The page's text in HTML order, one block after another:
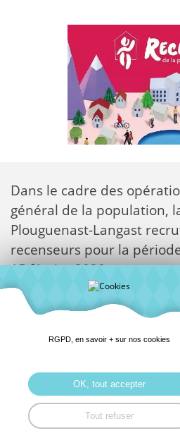
Dans le cadre des
général de la population,
Plouguenast-Langast
recenseurs pour la
15 février 2020.
Formation en janvier 2020.
Connaissance de la
Merci de déposer votre
Monsieur Le Maire à
Plouguenast ou de
RGPD, en savoir + sur nos cookies
OK, tout accepter
Tout refuser